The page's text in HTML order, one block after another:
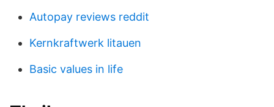
Autopay reviews reddit
Kernkraftwerk litauen
Basic values in life